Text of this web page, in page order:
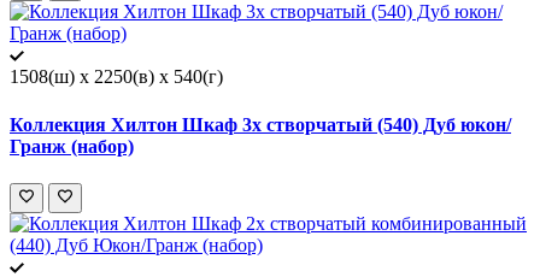
1508(ш) x 2250(в) x 540(г)
Коллекция Хилтон Шкаф 3х створчатый (540) Дуб юкон/
Гранж (набор)